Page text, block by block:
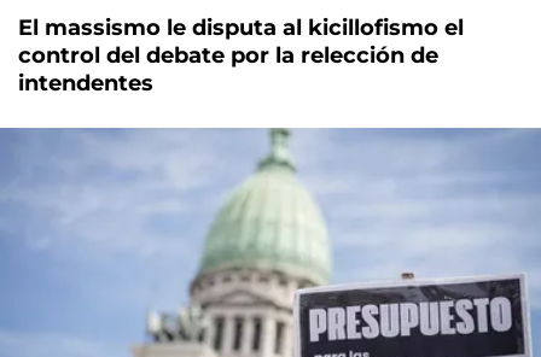
El massismo le disputa al kicillofismo el
control del debate por la relección de
intendentes